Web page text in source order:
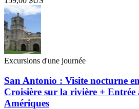
Excursions d'une journée
San Antonio : Visite nocturne
Croisière sur la rivière + Entrée
Amériques